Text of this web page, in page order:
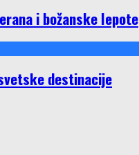
i božanske lepote
destinacije